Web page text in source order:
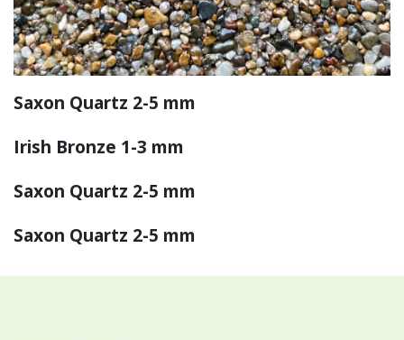
Saxon Quartz 2-5 mm
Irish Bronze 1-3 mm
Saxon Quartz 2-5 mm
Saxon Quartz 2-5 mm